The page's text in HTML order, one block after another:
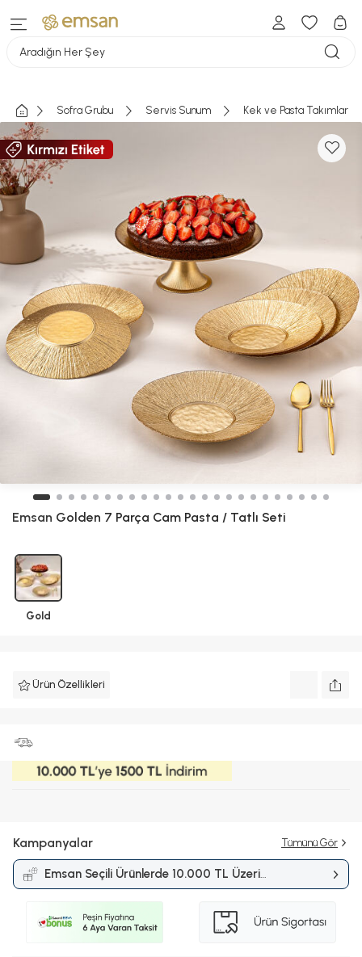
Aradığın Her Şey
Sofra Grubu Servis Sunum Kek ve Pasta Takımları
Emsan Golden 7 Parça Cam Pasta / Tatlı Seti
Gold
Ürün Özellikleri
Kampanyalar Tümünü Gör
Emsan Seçili Ürünlerde 10.000 TL Üzeri
Alışverişlerde 1.500 TL İndirimKampanyası